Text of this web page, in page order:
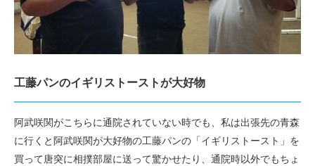
工藤パンのイギリストーストが大好物
阿武咲関がこちらに通院されていない時でも、私は出張先の青森
に行くと阿武咲関が大好物の工藤パンの「イギリストースト」を
買って唐突に相撲部屋に送って驚かせたり、通院時以外でもちょ